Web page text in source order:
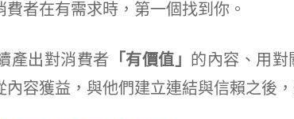
者在有需求時，第一個找到你。
產出對消費者 「有價值」 的內容、用對
容獲益，與他們建立連結與信賴之後